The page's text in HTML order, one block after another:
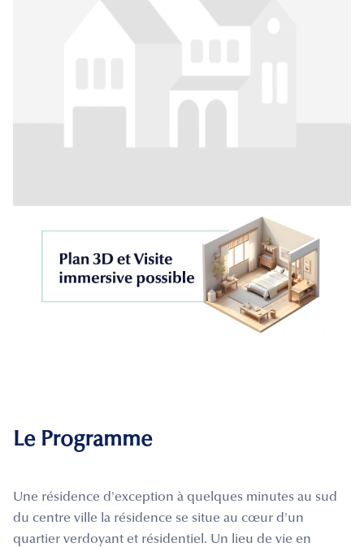
Le Programme
Une résidence d'exception à quelques minutes au sud
du centre ville la résidence se situe au cœur d'un
quartier verdoyant et résidentiel. Un lieu de vie en